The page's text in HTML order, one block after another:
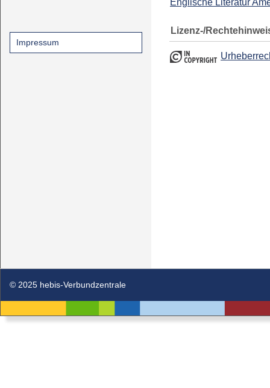
Impressum
Englische Literatur
Lizenz-/
© 2025 hebis-Verbundzentrale